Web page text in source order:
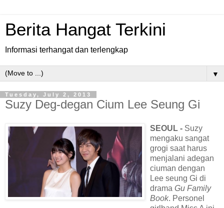
Berita Hangat Terkini
Informasi terhangat dan terlengkap
▼
Tuesday, July 2, 2013
Suzy Deg-degan Cium Lee Seung Gi
SEOUL - Suzy
mengaku sangat
grogi saat harus
menjalani adegan
ciuman dengan
Lee seung Gi di
drama Gu Family
Book. Personel